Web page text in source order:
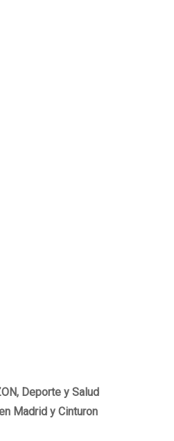
Deporte y Salud
Madrid y Cinturon